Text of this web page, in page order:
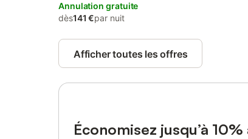
acceptés
Annulation gratuite
dès141 €par nuit
Afficher toutes les offres
Économisez jusqu’à